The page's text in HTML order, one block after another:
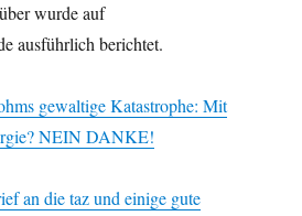
wurde auf
ausführlich berichtet.
gewaltige Katastrophe: Mit
NEIN DANKE!
an die taz und einige gute